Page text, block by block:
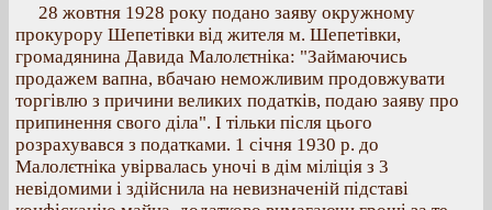
28 жовтня 1928 року подано заяву окружному
прокурору Шепетівки від жителя м. Шепетівки,
громадянина Давида Малолєтніка: "Займаючись
продажем вапна, вбачаю неможливим продовжувати
торгівлю з причини великих податків, подаю заяву про
припинення свого діла". І тільки після цього
розрахувався з податками. 1 січня 1930 р. до
Малолєтніка увірвалась уночі в дім міліція з 3
невідомими і здійснила на невизначеній підставі